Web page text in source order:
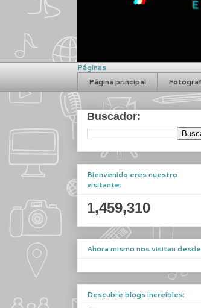
Páginas
Página principal
Buscador:
Bienvenido eres nuestro
visitante:
1,459,310
Ahora mismo nos visitan
Descubre blogs increíbles: